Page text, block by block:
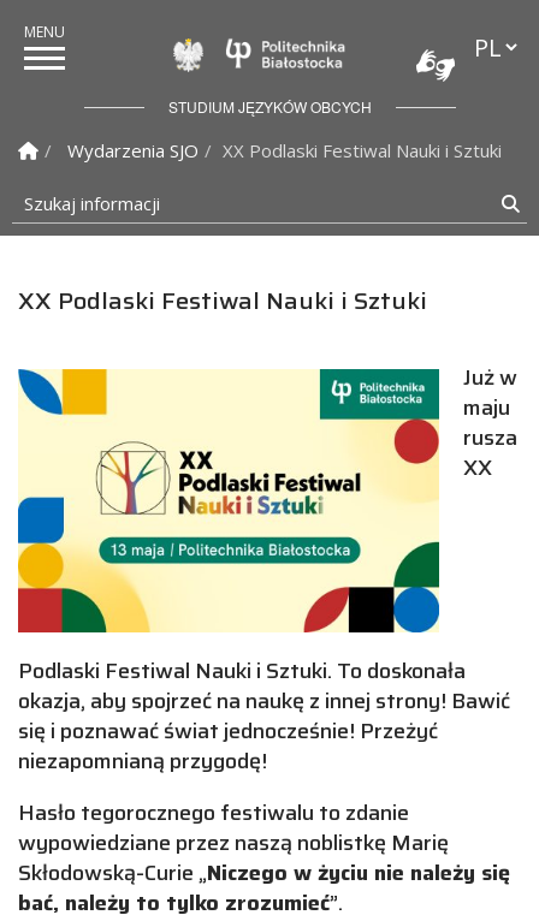
Politechnika
STUDIUM JĘZYKÓW OBCYCH
Strona Główna
Wydarzenia SJO
XX Podlaski Festiwal Nauki i Sztuki
Szukaj informacji
XX Podlaski Festiwal Nauki i Sztuki
Już w
maju
rusza
XX
Podlaski Festiwal Nauki i Sztuki. To doskonała
okazja, aby spojrzeć na naukę z innej strony! Bawić
się i poznawać świat jednocześnie! Przeżyć
niezapomnianą przygodę!
Hasło tegorocznego festiwalu to zdanie
wypowiedziane przez naszą noblistkę Marię
Skłodowską-Curie „Niczego w życiu nie należy się
bać, należy to tylko zrozumieć”.